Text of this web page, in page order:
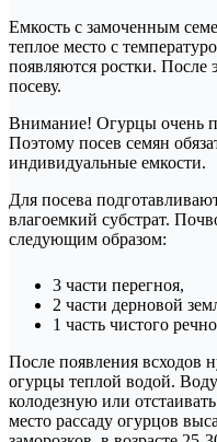
Емкость с замоченным
теплое место с
появляются ростки. После
посеву.
Внимание! Огурцы очень
Поэтому посев семян
индивидуальные емкости.
Для посева
влагоемкий субстрат.
следующим образом:
3 части перегноя,
2 части дерновой
1 часть чистого
После появления всходов
огурцы теплой водой.
колодезную или
место рассаду огурцов